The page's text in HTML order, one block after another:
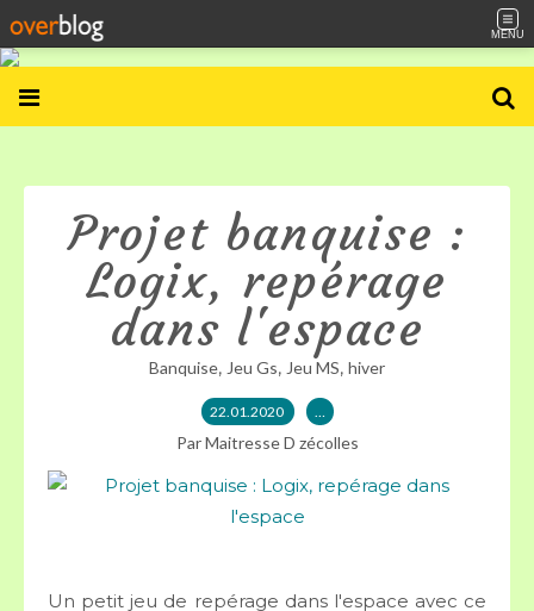
MENU
Projet banquise :
Logix, repérage
dans l'espace
Banquise, Jeu Gs, Jeu MS, hiver
22.01.2020 …
Par Maitresse D zécolles
Un petit jeu de repérage dans l'espace avec ce